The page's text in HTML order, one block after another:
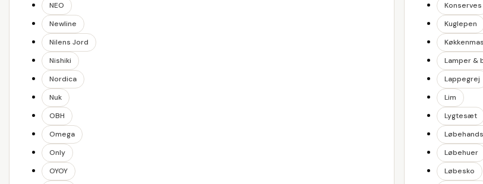
NEO
Newline
Nilens Jord
Nishiki
Nordica
Nuk
OBH
Omega
Only
OYOY
Konserves
Kuglepen
Lamper &
Lappegrej
Lim
Lygtesæt
Løbehuer
Løbesko